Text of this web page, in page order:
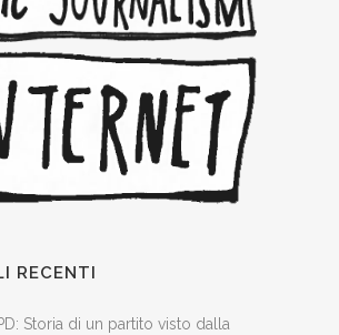
RECENTI
Storia di un partito visto dalla